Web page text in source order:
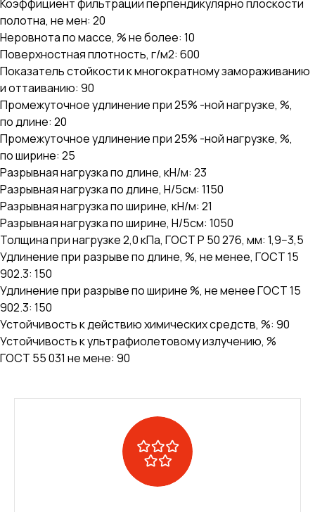
Коэффициент фильтрации перпендикулярно плоскости
полотна, не мен: 20
Неровнота по массе, % не более: 10
Поверхностная плотность, г/м2: 600
Показатель стойкости к многократному замораживанию
и оттаиванию: 90
Промежуточное удлинение при 25% -ной нагрузке, %,
по длине: 20
Промежуточное удлинение при 25% -ной нагрузке, %,
по ширине: 25
Разрывная нагрузка по длине, кН/м: 23
Разрывная нагрузка по длине, Н/5см: 1150
Разрывная нагрузка по ширине, кН/м: 21
Разрывная нагрузка по ширине, Н/5см: 1050
Толщина при нагрузке 2,0 кПа, ГОСТ Р 50 276, мм: 1,9−3,5
Удлинение при разрыве по длине, %, не менее, ГОСТ 15
902.3: 150
Удлинение при разрыве по ширине %, не менее ГОСТ 15
902.3: 150
Устойчивость к действию химических средств, %: 90
Устойчивость к ультрафиолетовому излучению, %
ГОСТ 55 031 не мене: 90